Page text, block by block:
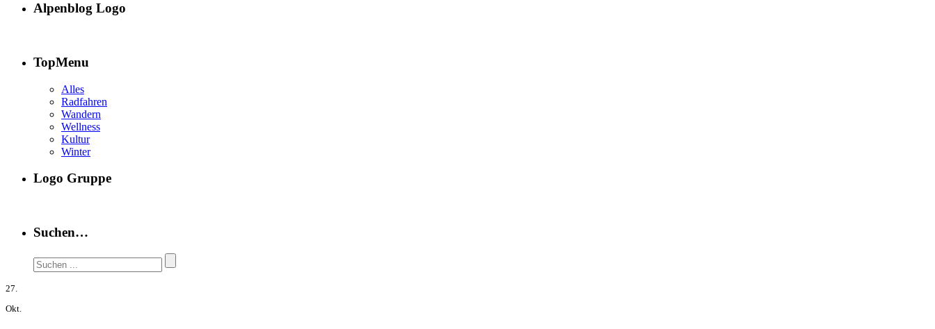
Alpenblog Logo
TopMenu
Alles
Radfahren
Wandern
Wellness
Kultur
Winter
Logo Gruppe
Suchen…
27.
Okt.